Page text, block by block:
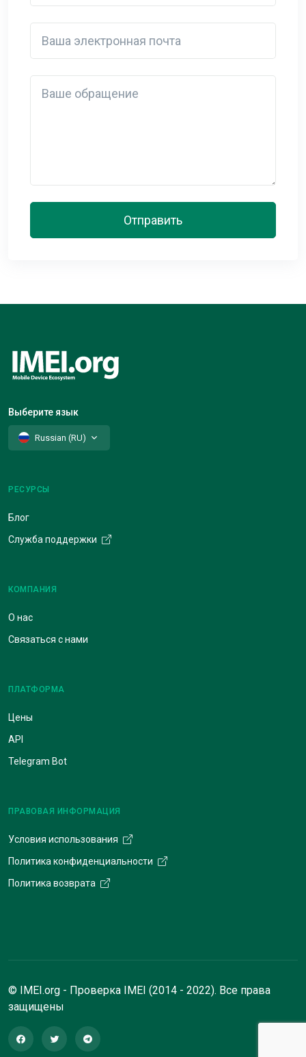
Отправить
Выберите язык
Russian (RU)
РЕСУРСЫ
Блог
Служба поддержки
КОМПАНИЯ
О нас
Связаться с нами
ПЛАТФОРМА
Цены
API
Telegram Bot
ПРАВОВАЯ ИНФОРМАЦИЯ
Условия использования
Политика конфиденциальности
Политика возврата
© IMEI.org - Проверка IMEI (2014 - 2022). Все права
защищены